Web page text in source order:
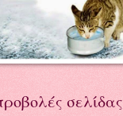
σελίδας